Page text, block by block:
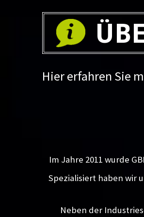
Hier erfahren Sie
Im Jahre 2011 wurde
Spezialisiert haben wir
Neben der